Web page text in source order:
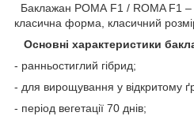
Баклажан РОМА F1 / ROMA F1 –
класична форма, класичний
Основні характеристики
- ранньостиглий гібрид;
- для вирощування у відкритому
- період вегетації 70 днів;